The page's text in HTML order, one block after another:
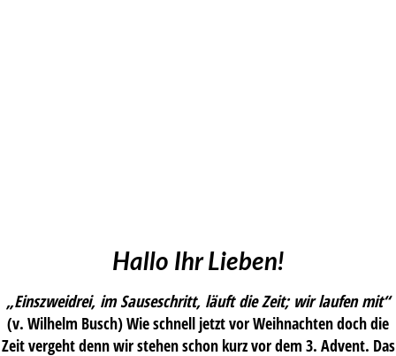
Hallo Ihr Lieben!
„Einszweidrei, im Sauseschritt, läuft die Zeit; wir laufen mit“
(v. Wilhelm Busch) Wie schnell jetzt vor Weihnachten doch die
Zeit vergeht denn wir stehen schon kurz vor dem 3. Advent. Das